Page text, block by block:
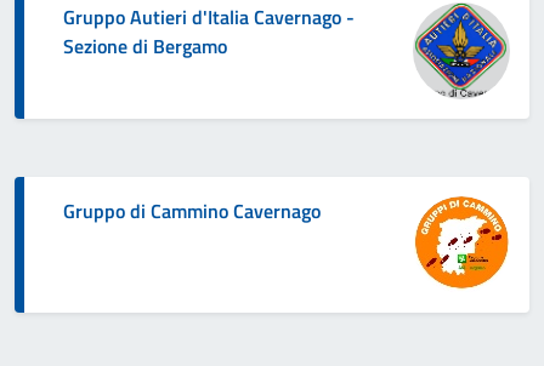
Gruppo Autieri d'Italia Cavernago -
Sezione di Bergamo
Gruppo di Cammino Cavernago